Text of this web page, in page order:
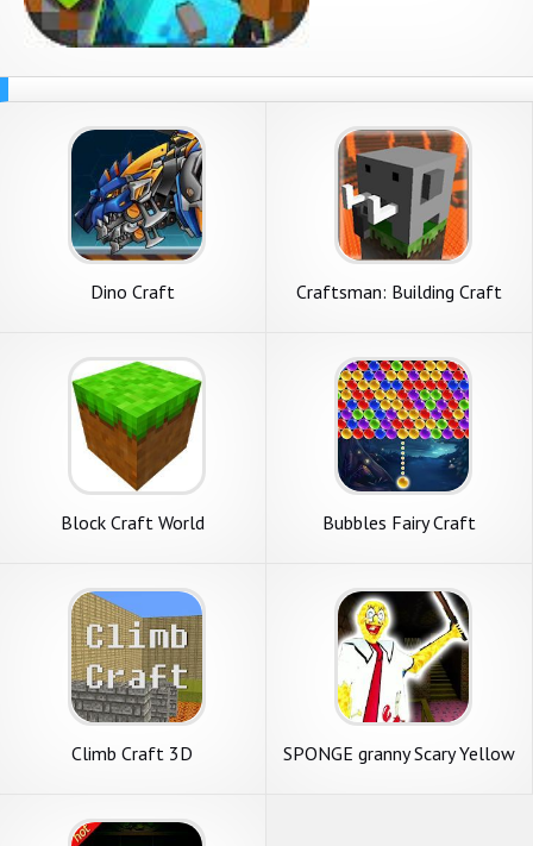
Dino Craft Craftsman: Building Craft
Block Craft World Bubbles Fairy Craft
Climb Craft 3D
SPONGE granny Scary Yellow